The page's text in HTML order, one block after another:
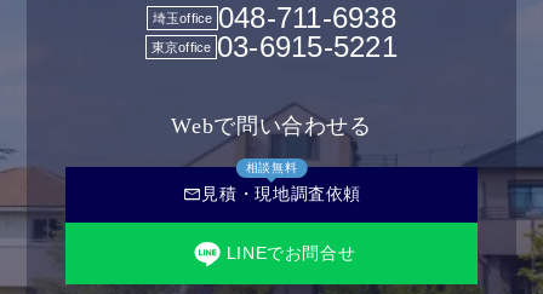
埼玉office 048-711-6938
東京office 03-6915-5221
Webで問い合わせる
相談無料
mail見積・現地調査依頼
LINEでお問合せ